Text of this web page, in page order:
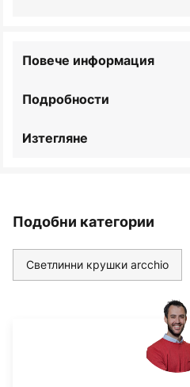
Подробности
Повече информация
Изтегляне
Подобни категории
Светлинни крушки arcchio